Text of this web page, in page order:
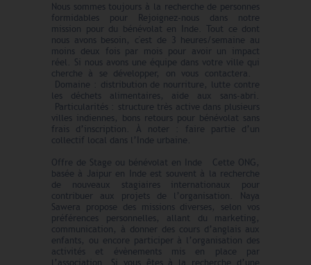
Nous sommes toujours à la recherche de personnes
formidables pour Rejoignez-nous dans notre
mission pour du bénévolat en Inde. Tout ce dont
nous avons besoin, c'est de 3 heures/semaine au
moins deux fois par mois pour avoir un impact
réel. Si nous avons une équipe dans votre ville qui
cherche à se développer, on vous contactera.
Domaine : distribution de nourriture, lutte contre
les déchets alimentaires, aide aux sans-abri.
Particularités : structure très active dans plusieurs
villes indiennes, bons retours pour bénévolat sans
frais d’inscription. À noter : faire partie d’un
collectif local dans l’Inde urbaine.
Offre de Stage ou bénévolat en Inde Cette ONG,
basée à Jaipur en Inde est souvent à la recherche
de nouveaux stagiaires internationaux pour
contribuer aux projets de l’organisation. Naya
Sawera propose des missions diverses, selon vos
préférences personnelles, allant du marketing,
communication, à donner des cours d’anglais aux
enfants, ou encore participer à l’organisation des
activités et évènements mis en place par
l’association. Si vous êtes à la recherche d’une